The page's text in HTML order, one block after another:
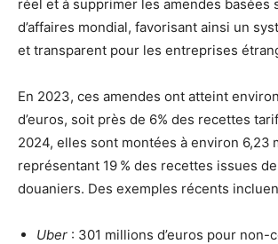
réel et à supprimer les amendes basées
d’affaires mondial, favorisant ainsi un
et transparent pour les entreprises
En 2023, ces amendes ont atteint
d’euros, soit près de 6% des recettes
2024, elles sont montées à environ 6,23
représentant 19 % des recettes issues
douaniers. Des exemples récents
Uber : 301 millions d’euros pour non-